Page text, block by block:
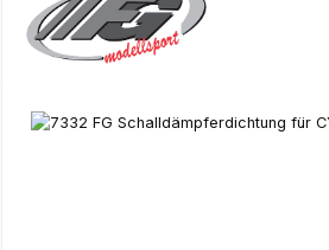
Bildergalerie überspringen